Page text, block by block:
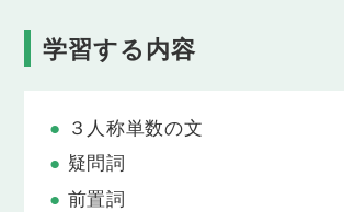
whoを使った一般動詞の疑問文（現在形）
ことができるようになります。
Lesson 9
場所を表す前置詞 in front of, near, by
学習する内容
３人称単数の文
疑問詞
前置詞